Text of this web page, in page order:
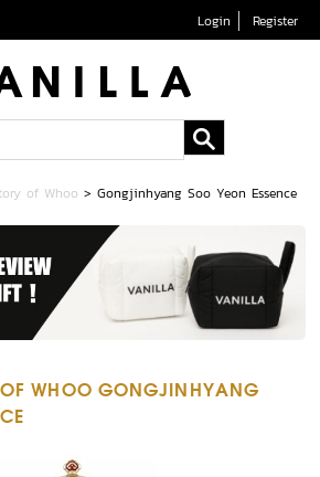
Login Register
of Whoo >Gongjinhyang Soo Yeon Essence
OF WHOO GONGJINHYANG